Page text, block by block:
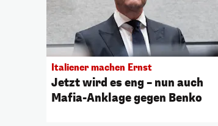
Italiener machen Ernst
Jetzt wird es eng – nun auch
Mafia-Anklage gegen Benko